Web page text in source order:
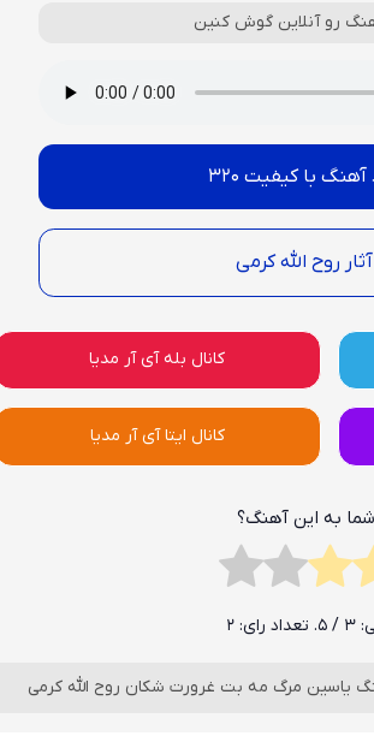
رو آنلاین گوش کنین
آهنگ با کیفیت 320
روح الله کرمی
کانال بله آی آر مدیا
کانال ایتا آی آر مدیا
شما به این آهنگ؟
3 / 5. تعداد رای: 2
یاسین مرگ مه بت غرورت شکان روح الله کرمی